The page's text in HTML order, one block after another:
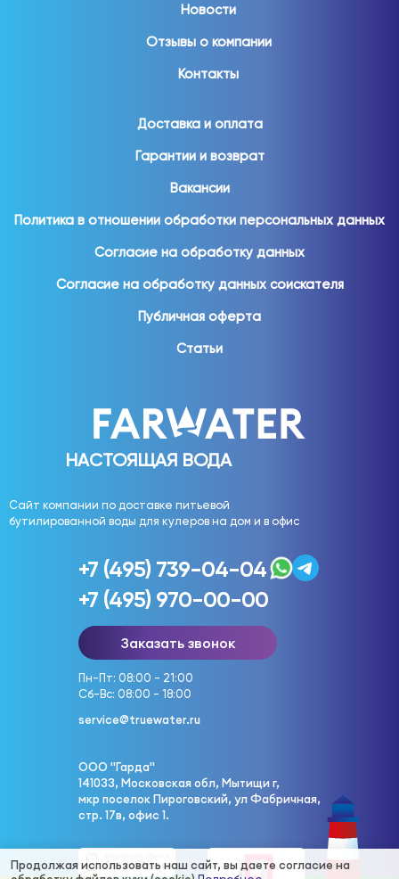
НАСТОЯЩАЯ ВОДА
Сайт компании по доставке питьевой
бутилированной воды для кулеров на дом и в офис
Новости
Отзывы о компании
Контакты
Доставка и оплата
Гарантии и возврат
Вакансии
Политика в отношении обработки персональных данных
Согласие на обработку данных
Согласие на обработку данных соискателя
Публичная оферта
Статьи
+7 (495) 739-04-04
+7 (495) 970-00-00
Заказать звонок
Пн-Пт: 08:00 - 21:00
Сб-Вс: 08:00 - 18:00
service@truewater.ru
ООО "Гарда"
141033, Московская обл, Мытищи г,
мкр поселок Пироговский, ул Фабричная,
стр. 17в, офис 1.
Продолжая использовать наш сайт, вы даете согласие на